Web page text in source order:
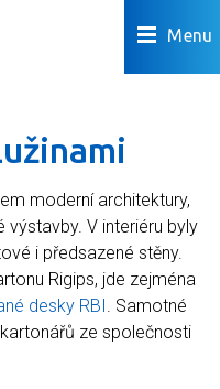
Menu
moderní architektury,
výstavby. V interiéru byly
i předsazené stěny.
Rigips, jde zejména
desky RBI. Samotné
ze společnosti